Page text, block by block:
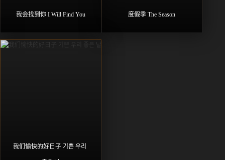
我会找到你 I Will Find You 度假季 The Season
我们愉快的好日子 기쁜 우리